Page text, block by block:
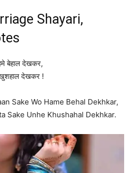
Shayari,
बेहाल देखकर,
देखकर !
Sake Wo Hame Behal Dekhkar,
Sake Unhe Khushahal Dekhkar.